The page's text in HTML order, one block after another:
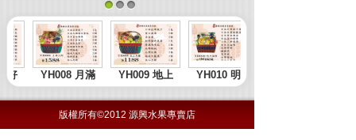
1 2 3
版權所有©2012 源興水果專賣店